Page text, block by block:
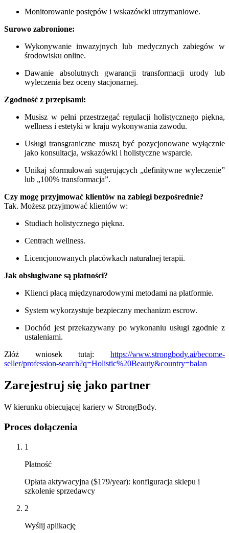
Monitorowanie postępów i wskazówki utrzymaniowe.
Surowo zabronione:
Wykonywanie inwazyjnych lub medycznych zabiegów w
środowisku online.
Dawanie absolutnych gwarancji transformacji urody lub
wyleczenia bez oceny stacjonarnej.
Zgodność z przepisami:
Musisz w pełni przestrzegać regulacji holistycznego piękna,
wellness i estetyki w kraju wykonywania zawodu.
Usługi transgraniczne muszą być pozycjonowane wyłącznie
jako konsultacja, wskazówki i holistyczne wsparcie.
Unikaj sformułowań sugerujących „definitywne wyleczenie”
lub „100% transformacja”.
Czy mogę przyjmować klientów na zabiegi bezpośrednie?
Tak. Możesz przyjmować klientów w:
Studiach holistycznego piękna.
Centrach wellness.
Licencjonowanych placówkach naturalnej terapii.
Jak obsługiwane są płatności?
Klienci płacą międzynarodowymi metodami na platformie.
System wykorzystuje bezpieczny mechanizm escrow.
Dochód jest przekazywany po wykonaniu usługi zgodnie z
ustaleniami.
Złóż wniosek tutaj: https://www.strongbody.ai/become-
seller/profession-search?q=Holistic%20Beauty&country=balan
Zarejestruj się jako partner
W kierunku obiecującej kariery w StrongBody.
Proces dołączenia
1
Płatność
Opłata aktywacyjna ($179/year): konfiguracja sklepu i
szkolenie sprzedawcy
2
Wyślij aplikację